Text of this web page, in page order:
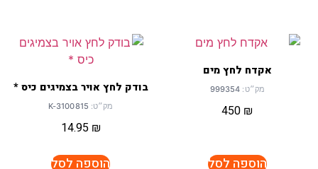
אקדח לחץ מים
מק״ט:
450 ₪
הוספה לסל
בודק לחץ אויר בצמיגים כיס *
מק״ט:
14.95 ₪
הוספה לסל